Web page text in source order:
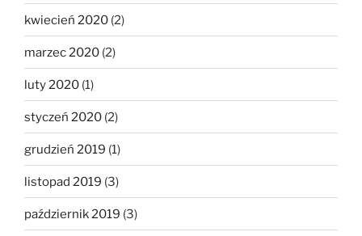
kwiecień 2020 (2)
marzec 2020 (2)
luty 2020 (1)
styczeń 2020 (2)
grudzień 2019 (1)
listopad 2019 (3)
październik 2019 (3)